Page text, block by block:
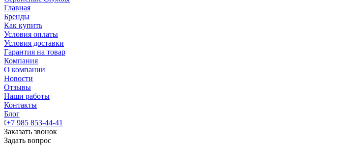
Главная
Бренды
Как купить
Условия оплаты
Условия доставки
Гарантия на товар
Компания
О компании
Новости
Отзывы
Наши работы
Контакты
Блог
+7 985 853-44-41
Заказать звонок
Задать вопрос